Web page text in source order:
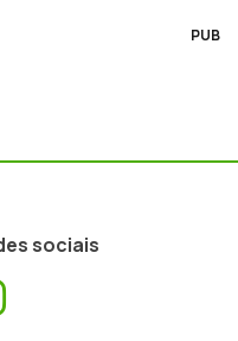
PUB
sociais